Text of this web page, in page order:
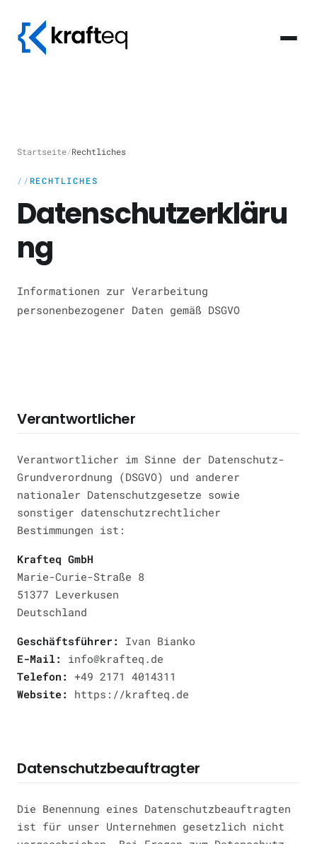
Startseite/Rechtliches
RECHTLICHES
Datenschutzerkläru
ng
Informationen zur Verarbeitung
personenbezogener Daten gemäß DSGVO
Verantwortlicher
Verantwortlicher im Sinne der Datenschutz-
Grundverordnung (DSGVO) und anderer
nationaler Datenschutzgesetze sowie
sonstiger datenschutzrechtlicher
Bestimmungen ist:
Krafteq GmbH
Marie-Curie-Straße 8
51377 Leverkusen
Deutschland
Geschäftsführer:
Ivan Bianko
E-Mail:
info@krafteq.de
Telefon:
+49 2171 4014311
Website:
https://krafteq.de
Datenschutzbeauftragter
Die Benennung eines Datenschutzbeauftragten
ist für unser Unternehmen gesetzlich nicht